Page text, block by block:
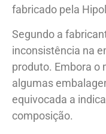
fabricado pela
Segundo a
inconsistência na
produto. Embora o
algumas
equivocada a
composição.